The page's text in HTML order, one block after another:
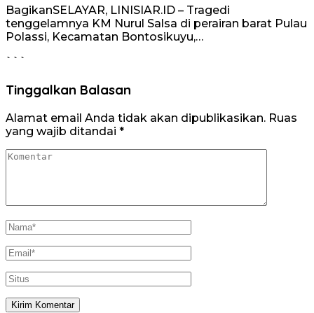
BagikanSELAYAR, LINISIAR.ID – Tragedi
tenggelamnya KM Nurul Salsa di perairan barat Pulau
Polassi, Kecamatan Bontosikuyu,…
```
Tinggalkan Balasan
Alamat email Anda tidak akan dipublikasikan. Ruas
yang wajib ditandai *